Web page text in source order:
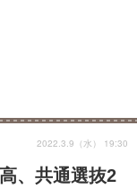
、共通選抜2
2022.3.9（水） 19:30